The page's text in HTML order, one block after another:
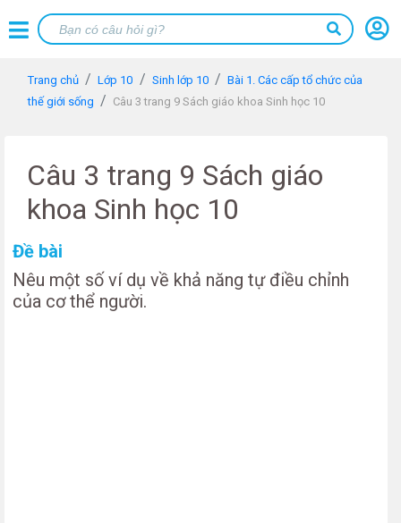
Trang chủ Lớp 10 Sinh lớp 10
Bài 1. Các cấp tổ chức của
thế giới sống
Câu 3 trang 9 Sách giáo khoa Sinh học 10
Câu 3 trang 9 Sách giáo
khoa Sinh học 10
Đề bài
Nêu một số ví dụ về khả năng tự điều chỉnh
của cơ thể người.